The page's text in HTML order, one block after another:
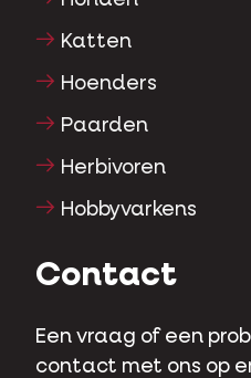
Katten
Hoenders
Paarden
Herbivoren
Hobbyvarkens
Contact
Een vraag of een
contact met ons op